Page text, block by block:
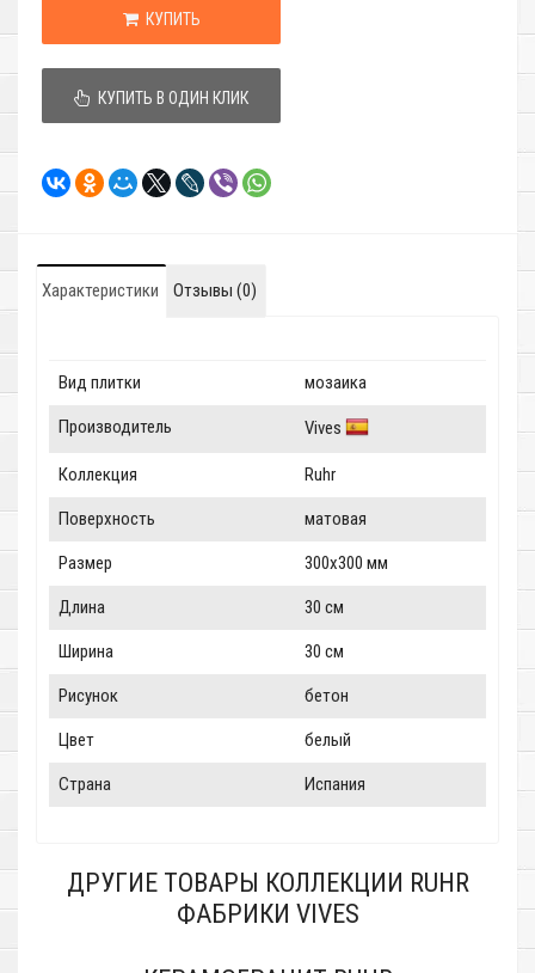
КУПИТЬ
КУПИТЬ В ОДИН КЛИК
Характеристики Отзывы (0)
Вид плитки мозаика
Производитель Vives
Коллекция Ruhr
Поверхность матовая
Размер 300x300 мм
Длина 30 см
Ширина 30 см
Рисунок бетон
Цвет белый
Страна Испания
ДРУГИЕ ТОВАРЫ КОЛЛЕКЦИИ RUHR
ФАБРИКИ VIVES